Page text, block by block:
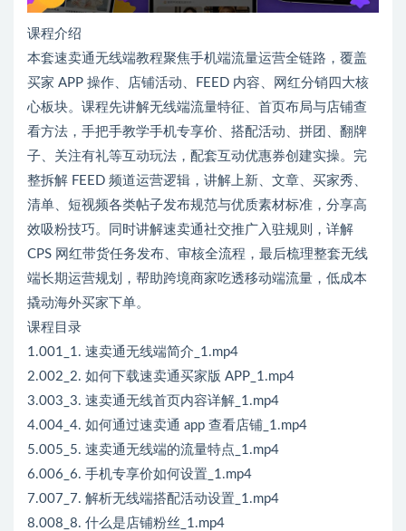
课程介绍
本套速卖通无线端教程聚焦手机端流量运营全链路，覆盖
买家 APP 操作、店铺活动、FEED 内容、网红分销四大核
心板块。课程先讲解无线端流量特征、首页布局与店铺查
看方法，手把手教学手机专享价、搭配活动、拼团、翻牌
子、关注有礼等互动玩法，配套互动优惠券创建实操。完
整拆解 FEED 频道运营逻辑，讲解上新、文章、买家秀、
清单、短视频各类帖子发布规范与优质素材标准，分享高
效吸粉技巧。同时讲解速卖通社交推广入驻规则，详解
CPS 网红带货任务发布、审核全流程，最后梳理整套无线
端长期运营规划，帮助跨境商家吃透移动端流量，低成本
撬动海外买家下单。
课程目录
1.001_1. 速卖通无线端简介_1.mp4
2.002_2. 如何下载速卖通买家版 APP_1.mp4
3.003_3. 速卖通无线首页内容详解_1.mp4
4.004_4. 如何通过速卖通 app 查看店铺_1.mp4
5.005_5. 速卖通无线端的流量特点_1.mp4
6.006_6. 手机专享价如何设置_1.mp4
7.007_7. 解析无线端搭配活动设置_1.mp4
8.008_8. 什么是店铺粉丝_1.mp4